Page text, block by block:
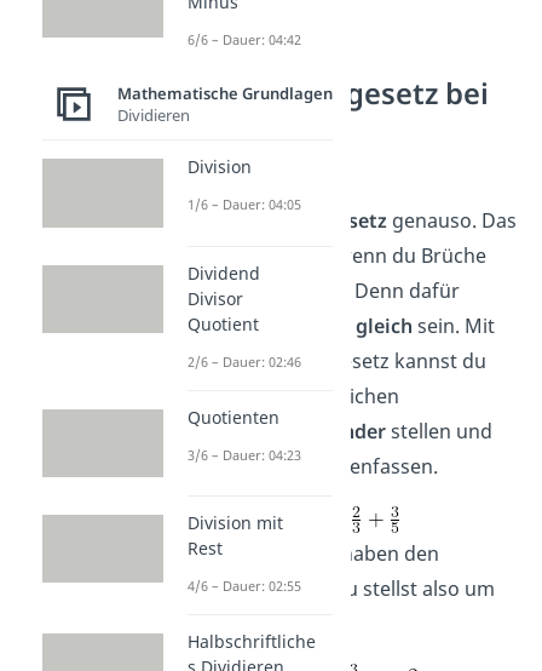
Gilt das
Kommutativgesetz bei
Brüchen?
as Kommutativgesetz genauso. Das
hilft dir vor allem, wenn du Brüche
addieren möchtest. Denn dafür
müssen die
gleich sein. Mit
dem Kommutativgesetz kannst du
Brüche mit dem gleichen
Nennernebeneinanderstellen und
so leichter zusammenfassen.
➡️Beispiel:
Jeweils zwei Paare haben den
gleichen Nenner. Du stellst also um
6/6 – Dauer: 04:42
Mathematische Grundlagen
Dividieren
Division
1/6 – Dauer: 04:05
Dividend
Divisor
Quotient
2/6 – Dauer: 02:46
Quotienten
3/6 – Dauer: 04:23
Division mit
Rest
4/6 – Dauer: 02:55
Halbschriftliche